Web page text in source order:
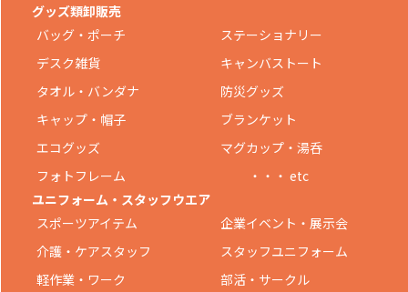
グッズ類卸販売
バッグ・ポーチ
ステーショナリー
デスク雑貨
キャンバストート
タオル・バンダナ
防災グッズ
キャップ・帽子
ブランケット
エコグッズ
マグカップ・湯呑
フォトフレーム
・・・ etc
ユニフォーム・スタッフウエア
スポーツアイテム
企業イベント・展示会
介護・ケアスタッフ
スタッフユニフォーム
軽作業・ワーク
部活・サークル